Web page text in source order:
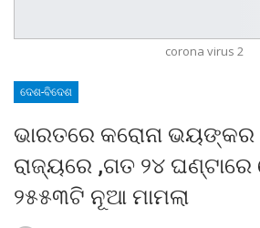
corona virus 2
ଦେଶ-ବିଦେଶ
ଭାରତରେ କରୋନା ଭୟଙ୍କର
ରାଜ୍ୟରେ ,ଗତ ୨୪
୨୫୫୩ଟି ନୂଆ ମାମଲା